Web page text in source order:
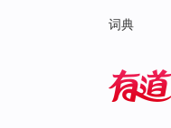
词典